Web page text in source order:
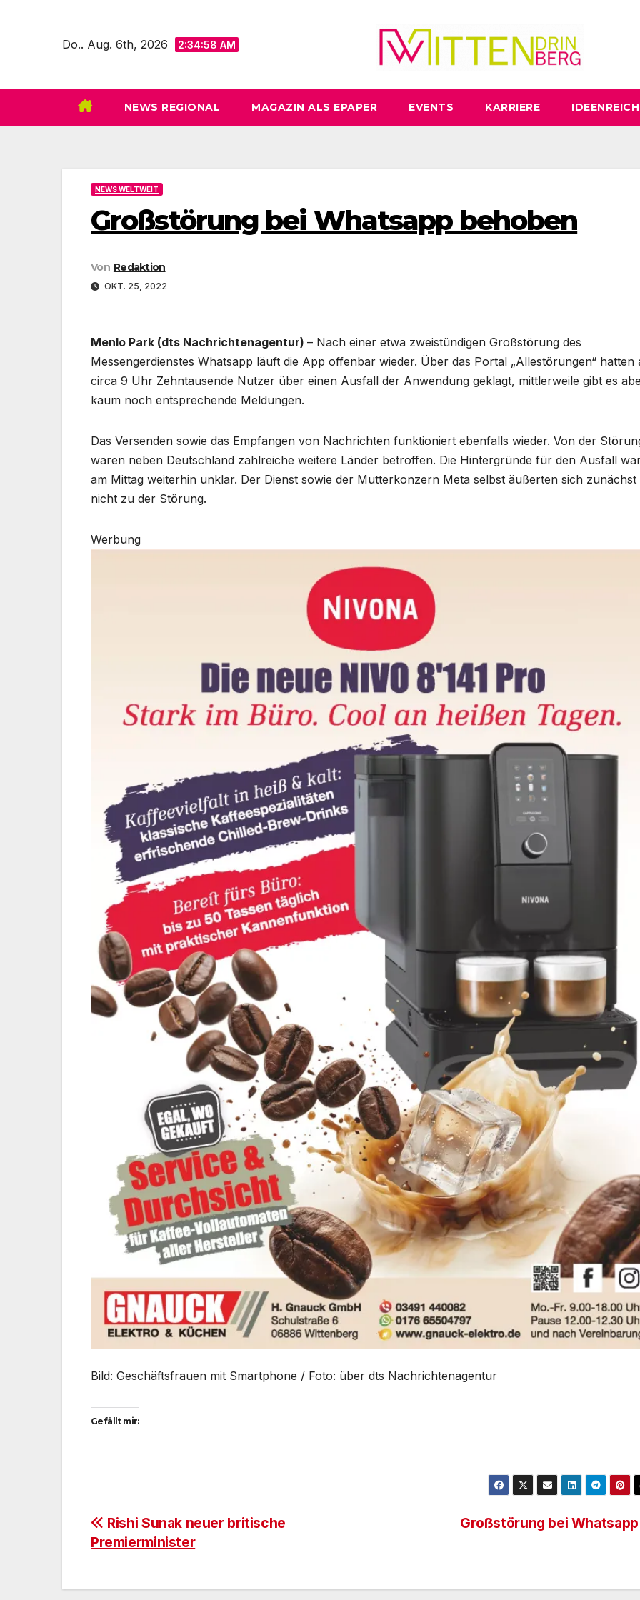
Do.. Aug. 6th, 2026 2:34:59 AM
NEWS REGIONAL MAGAZIN ALS EPAPER EVENTS KARRIERE IDEENREICH
NEWS WELTWEIT
Großstörung bei Whatsapp behoben
Von Redaktion
OKT. 25, 2022
Menlo Park (dts Nachrichtenagentur) – Nach einer etwa zweistündigen Großstörung des
Messengerdienstes Whatsapp läuft die App offenbar wieder. Über das Portal „Allestörungen“ hatten
circa 9 Uhr Zehntausende Nutzer über einen Ausfall der Anwendung geklagt, mittlerweile gibt es
kaum noch entsprechende Meldungen.
Das Versenden sowie das Empfangen von Nachrichten funktioniert ebenfalls wieder. Von der
waren neben Deutschland zahlreiche weitere Länder betroffen. Die Hintergründe für den Ausfall
am Mittag weiterhin unklar. Der Dienst sowie der Mutterkonzern Meta selbst äußerten sich zunächst
nicht zu der Störung.
Werbung
Bild: Geschäftsfrauen mit Smartphone / Foto: über dts Nachrichtenagentur
Gefällt mir:
Beitragsnavigation Großstörung bei
Rishi Sunak neuer britische
Premierminister